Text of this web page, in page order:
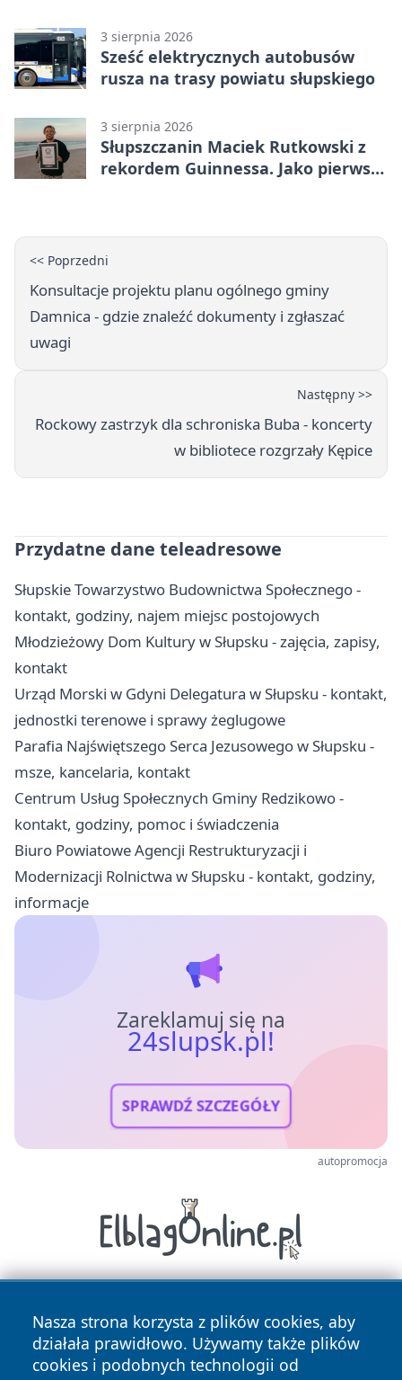
3 sierpnia 2026
Sześć elektrycznych autobusów
rusza na trasy powiatu słupskiego
3 sierpnia 2026
Słupszczanin Maciek Rutkowski z
rekordem Guinnessa. Jako pierwszy
<< Poprzedni
Konsultacje projektu planu ogólnego gminy
Damnica - gdzie znaleźć dokumenty i zgłaszać
uwagi
Następny >>
Rockowy zastrzyk dla schroniska Buba - koncerty
w bibliotece rozgrzały Kępice
Przydatne dane teleadresowe
Słupskie Towarzystwo Budownictwa Społecznego -
kontakt, godziny, najem miejsc postojowych
Młodzieżowy Dom Kultury w Słupsku - zajęcia, zapisy,
kontakt
Urząd Morski w Gdyni Delegatura w Słupsku - kontakt,
jednostki terenowe i sprawy żeglugowe
Parafia Najświętszego Serca Jezusowego w Słupsku -
msze, kancelaria, kontakt
Centrum Usług Społecznych Gminy Redzikowo -
kontakt, godziny, pomoc i świadczenia
Biuro Powiatowe Agencji Restrukturyzacji i
Modernizacji Rolnictwa w Słupsku - kontakt, godziny,
informacje
Zareklamuj się na
24slupsk.pl!
SPRAWDŹ SZCZEGÓŁY
autopromocja
Nasza strona korzysta z plików cookies, aby
działała prawidłowo. Używamy także plików
cookies i podobnych technologii od